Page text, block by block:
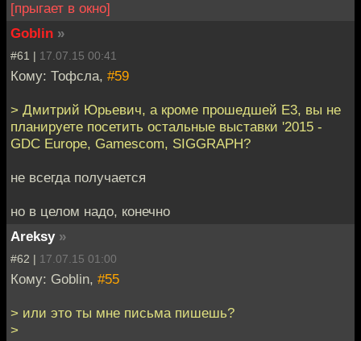
[прыгает в окно]
Goblin »
#61 | 17.07.15 00:41
Кому: Тофсла, #59
> Дмитрий Юрьевич, а кроме прошедшей Е3, вы не
планируете посетить остальные выставки '2015 -
GDC Europe, Gamescom, SIGGRAPH?
не всегда получается
но в целом надо, конечно
Areksy »
#62 | 17.07.15 01:00
Кому: Goblin, #55
> или это ты мне письма пишешь?
>